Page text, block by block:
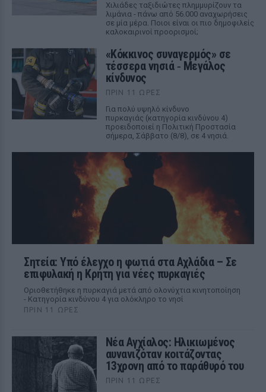
Χιλιάδες ταξιδιώτες πλημμυρίζουν τα
λιμάνια - πάνω από 56.000 αναχωρήσεις
σε μία μέρα. Ποιοι είναι οι πιο δημοφιλείς
καλοκαιρινοί προορισμοί;
«Κόκκινος συναγερμός» σε
τέσσερα νησιά ‑ Μεγάλος
κίνδυνος
ΠΡΙΝ 11 ΏΡΕΣ
Για πολύ υψηλό κίνδυνο
πυρκαγιάς (κατηγορία κινδύνου 4)
προειδοποιεί η Πολιτική Προστασία
σήμερα, Σάββατο (8/8), σε 4 νησιά.
Σητεία: Υπό έλεγχο η φωτιά στα Αχλάδια – Σε
επιφυλακή η Κρήτη για νέες πυρκαγιές
Οριοθετήθηκε η πυρκαγιά μετά από ολονύχτια κινητοποίηση
- Κατηγορία κινδύνου 4 για ολόκληρο το νησί
ΠΡΙΝ 11 ΏΡΕΣ
Νέα Αγχίαλος: Ηλικιωμένος
αυνανιζόταν κοιτάζοντας
13χρονη από το παράθυρό του
ΠΡΙΝ 11 ΏΡΕΣ